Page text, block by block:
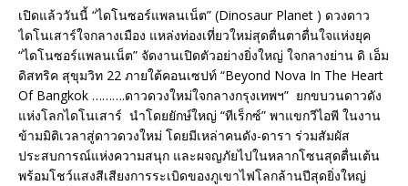
เปิดแล้ววันนี้ “ไดโนซอร์แพลนเน็ต” (Dinosaur Planet ) ดวงดาว
ไดโนเสาร์ใจกลางเมือง แหล่งท่องเที่ยวใหม่สุดตื่นตาตื่นใจแห่งยุค
“ไดโนซอร์แพลนเน็ต” จัดงานเปิดตัวอย่างยิ่งใหญ่ ใจกลางย่าน ดิ เอ็ม
ดิสทริค สุขุมวิท 22 ภายใต้คอนเซปท์ “Beyond Nova In The Heart
Of Bangkok ……….ดาวดวงใหม่ใจกลางกรุงเทพฯ” ยกขบวนดาวดัง
แห่งโลกไดโนเสาร์ นำโดยยักษ์ใหญ่ “ทีเร็กซ์” พาแขกวีไอพี ในงาน
ข้ามมิติเวลาสู่ดาวดวงใหม่ โดยมีเหล่าคนดัง-ดารา ร่วมสัมผัส
ประสบการณ์แห่งความสนุก และผจญภัยไปในหลากโซนสุดตื่นเต้น
พร้อมโชว์แสงสีเสียงการระเบิดของภูเขาไฟโลกล้านปีสุดยิ่งใหญ่